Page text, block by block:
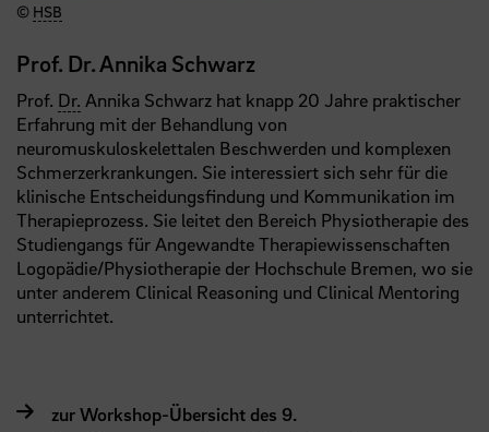
© HSB
Prof. Dr. Annika Schwarz
Prof. Dr. Annika Schwarz hat knapp 20 Jahre praktischer
Erfahrung mit der Behandlung von
neuromuskuloskelettalen Beschwerden und komplexen
Schmerzerkrankungen. Sie interessiert sich sehr für die
klinische Entscheidungsfindung und Kommunikation im
Therapieprozess. Sie leitet den Bereich Physiotherapie des
Studiengangs für Angewandte Therapiewissenschaften
Logopädie/Physiotherapie der Hochschule Bremen, wo sie
unter anderem Clinical Reasoning und Clinical Mentoring
unterrichtet.
zur Workshop-Übersicht des 9.